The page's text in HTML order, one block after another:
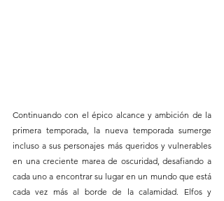
Continuando con el épico alcance y ambición de la
primera temporada, la nueva temporada sumerge
incluso a sus personajes más queridos y vulnerables
en una creciente marea de oscuridad, desafiando a
cada uno a encontrar su lugar en un mundo que está
cada vez más al borde de la calamidad. Elfos y